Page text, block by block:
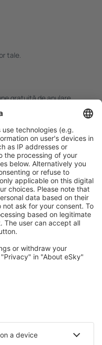
tale.
gratuită de anulare.
pentru utilizatorii
hoteluri, cabane,
către utilizatorii eSky
Bensersiel